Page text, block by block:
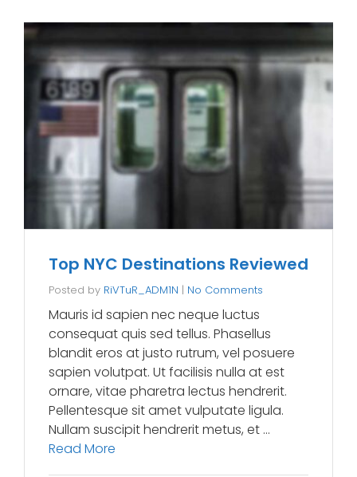
Top NYC Destinations Reviewed
Posted by RiVTuR_ADM1N | No Comments
Mauris id sapien nec neque luctus
consequat quis sed tellus. Phasellus
blandit eros at justo rutrum, vel posuere
sapien volutpat. Ut facilisis nulla at est
ornare, vitae pharetra lectus hendrerit.
Pellentesque sit amet vulputate ligula.
Nullam suscipit hendrerit metus, et …
Read More